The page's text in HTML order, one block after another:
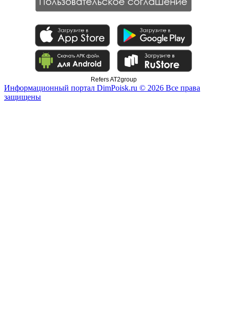
Refers AT2group
Информационный портал DimPoisk.ru © 2026 Все права
защищены